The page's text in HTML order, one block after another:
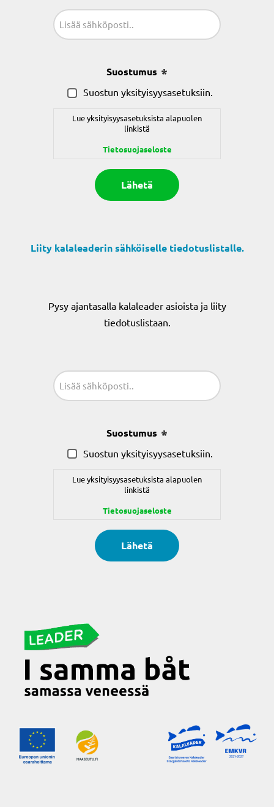
Suostumus
Suostun yksityisyysasetuksiin.
Lue yksityisyysasetuksista alapuolen
linkistä
Tietosuojaseloste
Liity kalaleaderin sähköiselle tiedotuslistalle.
Pysy ajantasalla kalaleader asioista ja liity
tiedotuslistaan.
Sähköposti
Suostumus
Suostun yksityisyysasetuksiin.
Lue yksityisyysasetuksista alapuolen
linkistä
Tietosuojaseloste